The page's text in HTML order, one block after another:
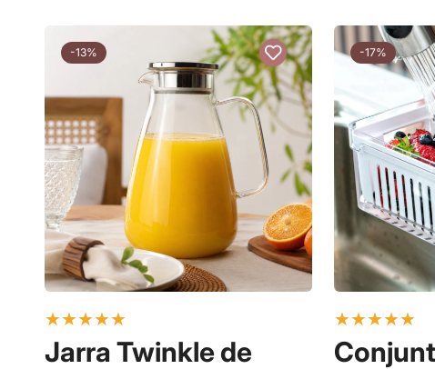
-13%
★★★★★
Jarra Twinkle de
-17%
★★★★★